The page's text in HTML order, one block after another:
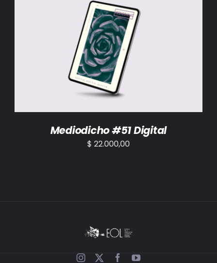
AÑADIR AL CARRITO /
Mediodicho #51 Digital
$ 22.000,00